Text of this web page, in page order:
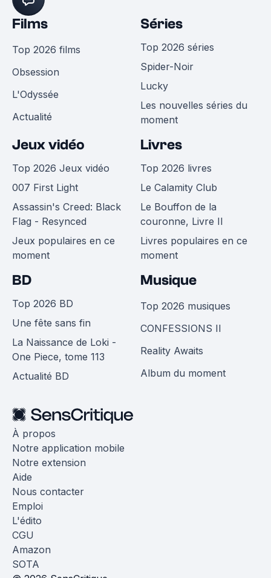
Films
Top 2026 films
Obsession
L'Odyssée
Actualité
Séries
Top 2026 séries
Spider-Noir
Lucky
Les nouvelles séries du
moment
Jeux vidéo
Top 2026 Jeux vidéo
007 First Light
Assassin's Creed: Black
Flag - Resynced
Jeux populaires en ce
moment
Livres
Top 2026 livres
Le Calamity Club
Le Bouffon de la
couronne, Livre II
Livres populaires en ce
moment
BD
Top 2026 BD
Une fête sans fin
La Naissance de Loki -
One Piece, tome 113
Actualité BD
Musique
Top 2026 musiques
CONFESSIONS II
Reality Awaits
Album du moment
À propos
Notre application mobile
Notre extension
Aide
Nous contacter
Emploi
L'édito
CGU
Amazon
SOTA